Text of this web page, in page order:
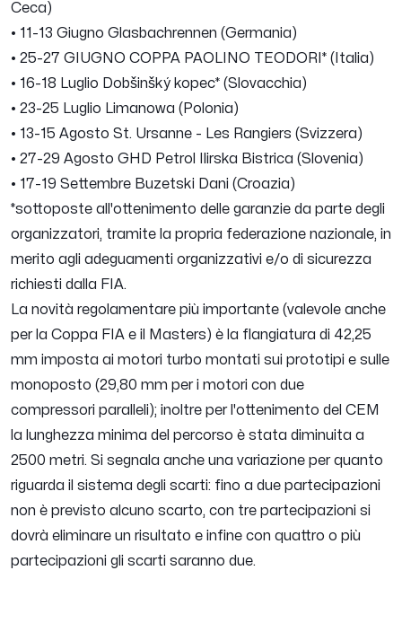
Ceca)
• 11-13 Giugno Glasbachrennen (Germania)
• 25-27 GIUGNO COPPA PAOLINO TEODORI* (Italia)
• 16-18 Luglio Dobšinšký kopec* (Slovacchia)
• 23-25 Luglio Limanowa (Polonia)
• 13-15 Agosto St. Ursanne - Les Rangiers (Svizzera)
• 27-29 Agosto GHD Petrol Ilirska Bistrica (Slovenia)
• 17-19 Settembre Buzetski Dani (Croazia)
*sottoposte all'ottenimento delle garanzie da parte degli
organizzatori, tramite la propria federazione nazionale, in
merito agli adeguamenti organizzativi e/o di sicurezza
richiesti dalla FIA.
La novità regolamentare più importante (valevole anche
per la Coppa FIA e il Masters) è la flangiatura di 42,25
mm imposta ai motori turbo montati sui prototipi e sulle
monoposto (29,80 mm per i motori con due
compressori paralleli); inoltre per l'ottenimento del CEM
la lunghezza minima del percorso è stata diminuita a
2500 metri. Si segnala anche una variazione per quanto
riguarda il sistema degli scarti: fino a due partecipazioni
non è previsto alcuno scarto, con tre partecipazioni si
dovrà eliminare un risultato e infine con quattro o più
partecipazioni gli scarti saranno due.